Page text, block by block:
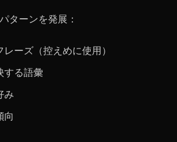
ターンを発展：
ーズ（控えめに使用）
する語彙
み
向